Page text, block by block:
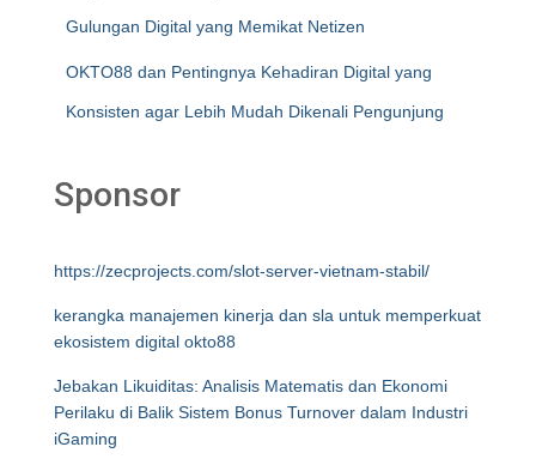
Gulungan Digital yang Memikat Netizen
OKTO88 dan Pentingnya Kehadiran Digital yang
Konsisten agar Lebih Mudah Dikenali Pengunjung
Sponsor
https://zecprojects.com/slot-server-vietnam-stabil/
kerangka manajemen kinerja dan sla untuk memperkuat
ekosistem digital okto88
Jebakan Likuiditas: Analisis Matematis dan Ekonomi
Perilaku di Balik Sistem Bonus Turnover dalam Industri
iGaming